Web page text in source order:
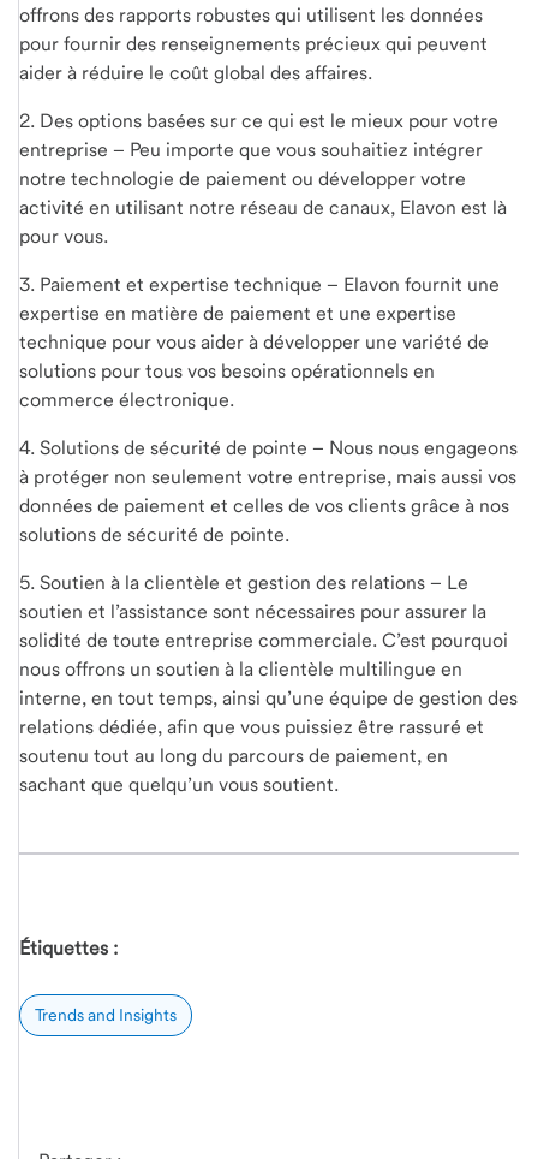
offrons des rapports robustes qui utilisent les données
pour fournir des renseignements précieux qui peuvent
aider à réduire le coût global des affaires.
2. Des options basées sur ce qui est le mieux pour votre
entreprise – Peu importe que vous souhaitiez intégrer
notre technologie de paiement ou développer votre
activité en utilisant notre réseau de canaux, Elavon est là
pour vous.
3. Paiement et expertise technique – Elavon fournit une
expertise en matière de paiement et une expertise
technique pour vous aider à développer une variété de
solutions pour tous vos besoins opérationnels en
commerce électronique.
4. Solutions de sécurité de pointe – Nous nous engageons
à protéger non seulement votre entreprise, mais aussi vos
données de paiement et celles de vos clients grâce à nos
solutions de sécurité de pointe.
5. Soutien à la clientèle et gestion des relations – Le
soutien et l’assistance sont nécessaires pour assurer la
solidité de toute entreprise commerciale. C’est pourquoi
nous offrons un soutien à la clientèle multilingue en
interne, en tout temps, ainsi qu’une équipe de gestion des
relations dédiée, afin que vous puissiez être rassuré et
soutenu tout au long du parcours de paiement, en
sachant que quelqu’un vous soutient.
Étiquettes :
Trends and Insights